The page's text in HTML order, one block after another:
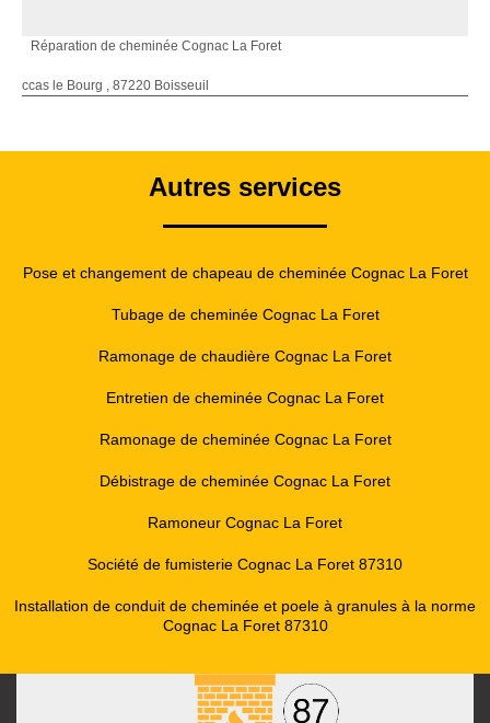
Réparation de cheminée Cognac La Foret
ccas le Bourg , 87220 Boisseuil
Autres services
Pose et changement de chapeau de cheminée Cognac La Foret
Tubage de cheminée Cognac La Foret
Ramonage de chaudière Cognac La Foret
Entretien de cheminée Cognac La Foret
Ramonage de cheminée Cognac La Foret
Débistrage de cheminée Cognac La Foret
Ramoneur Cognac La Foret
Société de fumisterie Cognac La Foret 87310
Installation de conduit de cheminée et poele à granules à la norme
Cognac La Foret 87310